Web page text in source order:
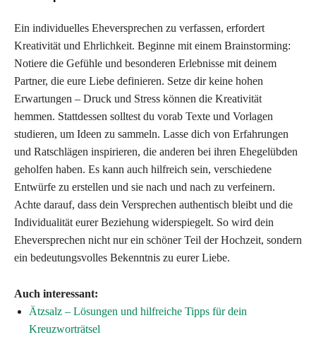
Ein individuelles Eheversprechen zu verfassen, erfordert
Kreativität und Ehrlichkeit. Beginne mit einem Brainstorming:
Notiere die Gefühle und besonderen Erlebnisse mit deinem
Partner, die eure Liebe definieren. Setze dir keine hohen
Erwartungen – Druck und Stress können die Kreativität
hemmen. Stattdessen solltest du vorab Texte und Vorlagen
studieren, um Ideen zu sammeln. Lasse dich von Erfahrungen
und Ratschlägen inspirieren, die anderen bei ihren Ehegelübden
geholfen haben. Es kann auch hilfreich sein, verschiedene
Entwürfe zu erstellen und sie nach und nach zu verfeinern.
Achte darauf, dass dein Versprechen authentisch bleibt und die
Individualität eurer Beziehung widerspiegelt. So wird dein
Eheversprechen nicht nur ein schöner Teil der Hochzeit, sondern
ein bedeutungsvolles Bekenntnis zu eurer Liebe.
Auch interessant:
Ätzsalz – Lösungen und hilfreiche Tipps für dein
Kreuzworträtsel